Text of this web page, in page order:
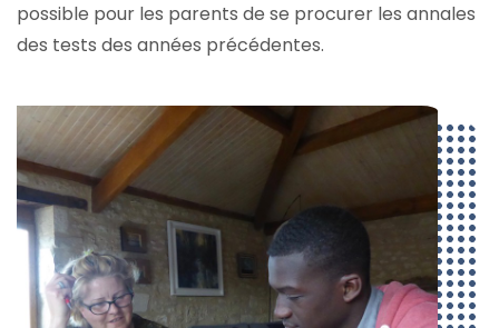
possible pour les parents de se procurer les annales
des tests des années précédentes.